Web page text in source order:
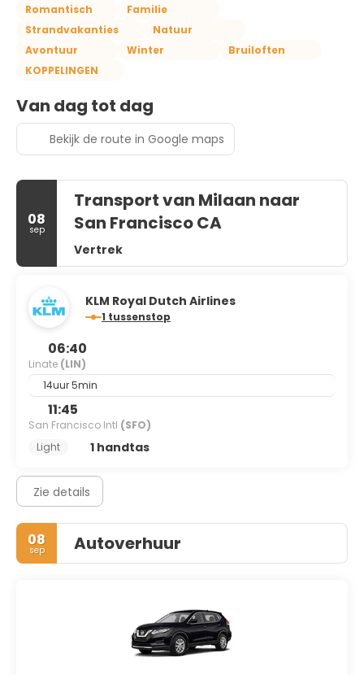
Romantisch
Familie
Strandvakanties
Natuur
Avontuur
Winter
Bruiloften
KOPPELINGEN
Van dag tot dag
Bekijk de route in Google maps
08
sep
Transport van Milaan naar
San Francisco CA
Vertrek
KLM Royal Dutch Airlines
1 tussenstop
06:40
Linate (LIN)
14uur 5min
11:45
San Francisco Intl (SFO)
Light
1 handtas
Zie details
08
sep Autoverhuur